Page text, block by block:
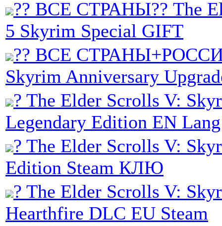
?? ВСЕ СТРАНЫ?? The
5 Skyrim Special GIFT
?? ВСЕ
Skyrim Anniversary
? The Elder Scrolls V:
Legendary Edition EN Lang
? The Elder Scrolls V:
Edition Steam КЛЮ
? The Elder Scrolls V:
Hearthfire DLC EU Steam